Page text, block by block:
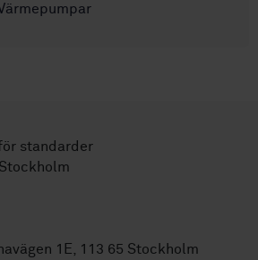
standarder
1E, 113 65 Stockholm